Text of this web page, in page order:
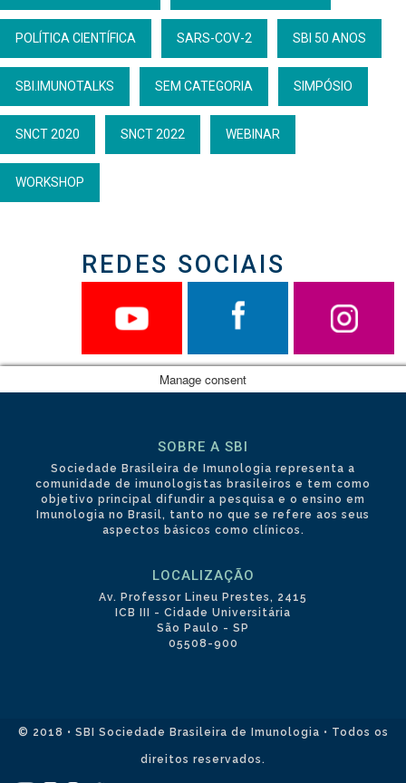
POLÍTICA CIENTÍFICA SARS-COV-2 SBI 50 ANOS
SBI.IMUNOTALKS SEM CATEGORIA SIMPÓSIO
SNCT 2020 SNCT 2022 WEBINAR
WORKSHOP
REDES SOCIAIS
SOBRE A SBI
Sociedade Brasileira de Imunologia representa a
comunidade de imunologistas brasileiros e tem como
objetivo principal difundir a pesquisa e o ensino em
Imunologia no Brasil, tanto no que se refere aos seus
aspectos básicos como clínicos.
LOCALIZAÇÃO
Av. Professor Lineu Prestes, 2415
ICB III - Cidade Universitária
São Paulo - SP
05508-900
© 2018 • SBI Sociedade Brasileira de Imunologia • Todos os
direitos reservados.
Manage consent